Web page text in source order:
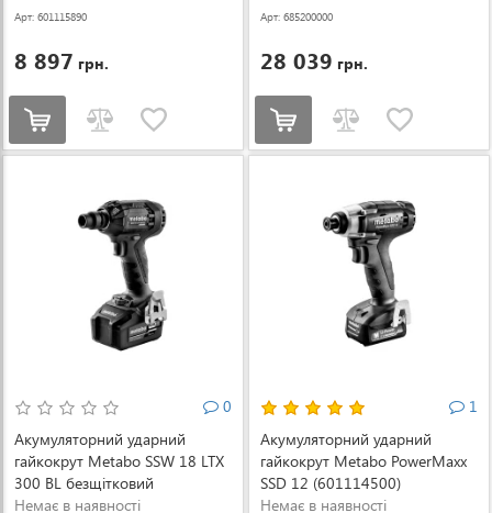
Арт: 601115890
8 897 грн.
Арт: 685200000
28 039 грн.
0
Акумуляторний ударний
гайкокрут Metabo SSW 18 LTX
300 BL безщітковий
(602395650)
Немає в наявності
1
Акумуляторний ударний
гайкокрут Metabo PowerMaxx
SSD 12 (601114500)
Немає в наявності